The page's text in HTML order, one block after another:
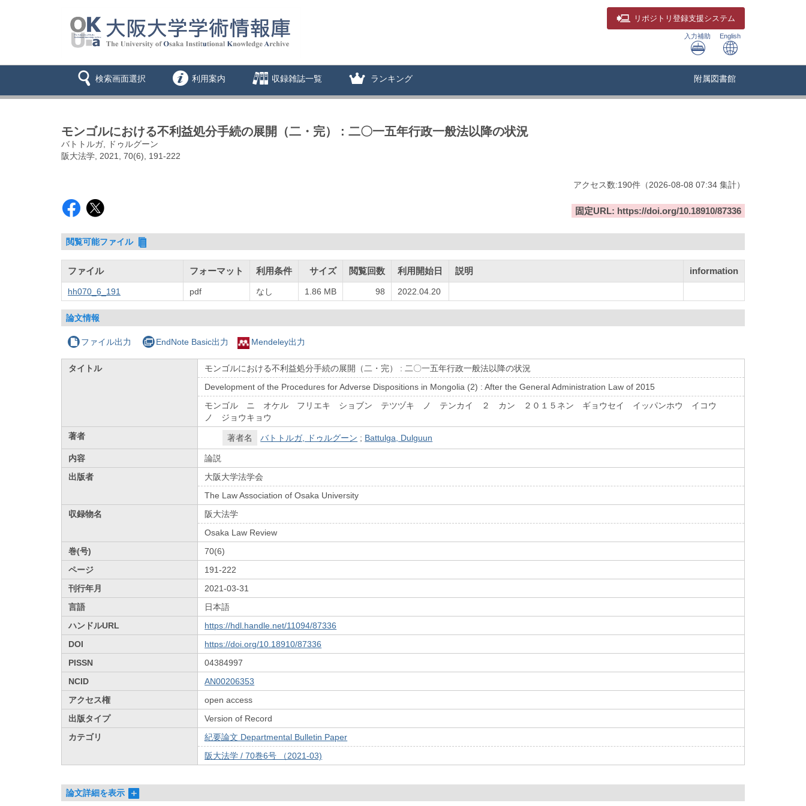
リポジトリ 登録支援システム
入力補助 English
検索画面選択 利用案内 収録雑誌一覧 ランキング 附属図書館
モンゴルにおける不利益処分手続の展開（二・完） : 二〇一五年行政一般法以降の状況
バトトルガ, ドゥルグーン
阪大法学, 2021, 70(6), 191-222
アクセス数:190件 （2026-08-08 07:34 集計）
固定URL: https://doi.org/10.18910/87336
閲覧可能ファイル
ファイル フォーマット 利用条件 サイズ 閲覧回数 利用開始日 説明 information
hh070_6_191 pdf なし 1.86 MB 98 2022.04.20
論文情報
ファイル出力 EndNote Basic出力 Mendeley出力
タイトル
モンゴルにおける不利益処分手続の展開（二・完） : 二〇一五年行政一般法以降の状況
Development of the Procedures for Adverse Dispositions in Mongolia (2) : After the General Administration Law of 2015
モンゴル ニ オケル フリエキ ショブン テツヅキ ノ テンカイ ２ カン ２０１５ネン ギョウセイ イッパンホウ イコウ
ノ ジョウキョウ
著者
著者名 バトトルガ, ドゥルグーン ; Battulga, Dulguun
内容
論説
出版者
大阪大学法学会
The Law Association of Osaka University
収録物名
阪大法学
Osaka Law Review
巻(号)
70(6)
ページ
191-222
刊行年月
2021-03-31
言語
日本語
ハンドルURL
https://hdl.handle.net/11094/87336
DOI
https://doi.org/10.18910/87336
PISSN
04384997
NCID
AN00206353
アクセス権
open access
出版タイプ
Version of Record
カテゴリ
紀要論文 Departmental Bulletin Paper
阪大法学 / 70巻6号 （2021-03)
論文詳細を表示